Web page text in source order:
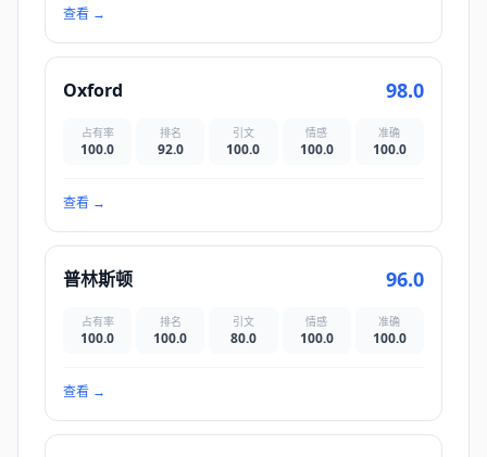
查看 →
Oxford 98.0
占有率
100.0
排名
92.0
引文
100.0
情感
100.0
准确
100.0
查看 →
普林斯顿 96.0
占有率
100.0
排名
100.0
引文
80.0
情感
100.0
准确
100.0
查看 →